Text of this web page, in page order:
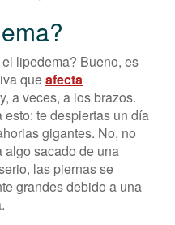
lipedema? Bueno, es
queafecta
y, a veces, a los brazos.
te despiertas un día
gigantes. No, no
algo sacado de una
las piernas se
grandes debido a una